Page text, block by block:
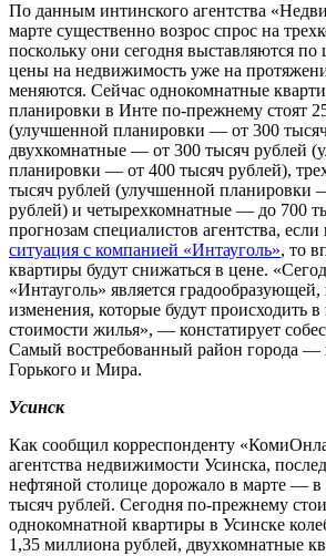
По данным интинского агентства
марте существенно возрос спрос на
поскольку они сегодня выставляются
цены на недвижимость уже на
меняются. Сейчас однокомнатные
планировки в Инте по-прежнему стоят
(улучшенной планировки — от 300
двухкомнатные — от 300 тысяч рублей
планировки — от 400 тысяч рублей),
тысяч рублей (улучшенной планировки
рублей) и четырехкомнатные — до 700
прогнозам специалистов агентства, если
ситуация с компанией «Интауголь», то
квартиры будут снижаться в цене.
«Интауголь» является
изменения, которые будут происходить
стоимости жилья», — констатирует
Самый востребованный район города —
Горького и Мира.
Усинск
Как сообщил корреспонденту
агентства недвижимости Усинска,
нефтяной столице дорожало в марте — в
тысяч рублей. Сегодня по-прежнему
однокомнатной квартиры в Усинске
1,35 миллиона рублей, двухкомнатные